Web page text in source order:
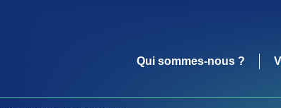
Qui sommes-nous ?